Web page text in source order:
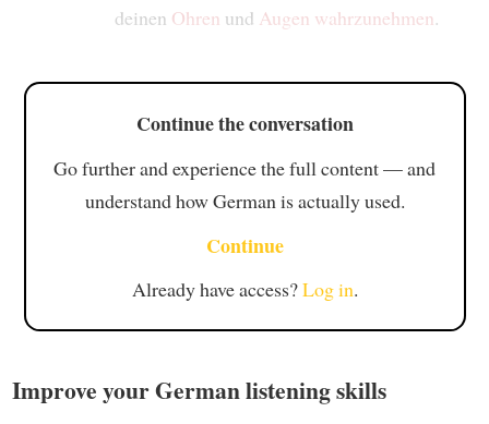
deinen Ohren und Augen wahrzunehmen.
Continue the conversation
Go further and experience the full content — and
understand how German is actually used.
Continue
Already have access?Log in.
Improve your German listening skills